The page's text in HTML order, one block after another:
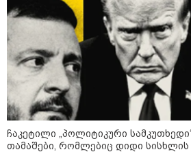
ყველაზე
2026 წლის
ჩაკეტილი „პოლიტიკური
თამაშები, რომლებიც დიდი